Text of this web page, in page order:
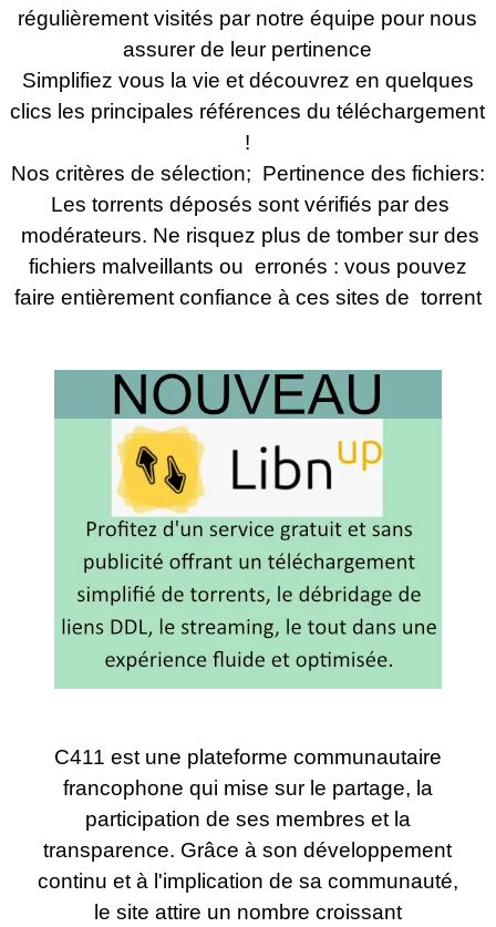
régulièrement visités par notre équipe pour nous
assurer de leur pertinence
Simplifiez vous la vie et découvrez en quelques
clics les principales références du téléchargement
!
Nos critères de sélection; Pertinence des fichiers:
Les torrents déposés sont vérifiés par des
modérateurs. Ne risquez plus de tomber sur des
fichiers malveillants ou erronés : vous pouvez
faire entièrement confiance à ces sites de torrent
C411 est une plateforme communautaire
francophone qui mise sur le partage, la
participation de ses membres et la
transparence. Grâce à son développement
continu et à l'implication de sa communauté,
le site attire un nombre croissant